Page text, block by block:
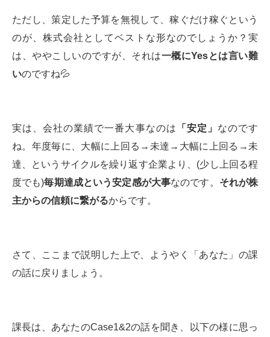
ただし、策定した予算を無視して、稼ぐだけ稼ぐという
のが、株式会社としてベストな形なのでしょうか？実
は、ややこしいのですが、それは一概にYesとは言い難
いのですね💦
実は、会社の業績で一番大事なのは 「安定」 なのです
ね。年度毎に、大幅に上回る→未達→大幅に上回る→未
達、というサイクルを繰り返す企業より、(少し上回る程
度でも)毎期達成という安定感が大事なのです。 それが株
主からの信頼に繋がるからです。
さて、ここまで説明した上で、ようやく「あなた」の課
の話に戻りましょう。
課長は、あなたのCase1&2の話を聞き、以下の様に思っ